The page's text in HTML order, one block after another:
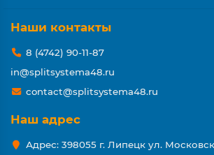
Наши контакты
8 (4742) 90-11-87
in@splitsystema48.ru
contact@splitsystema48.ru
Наш адрес
Адрес: 398055 г. Липецк ул.